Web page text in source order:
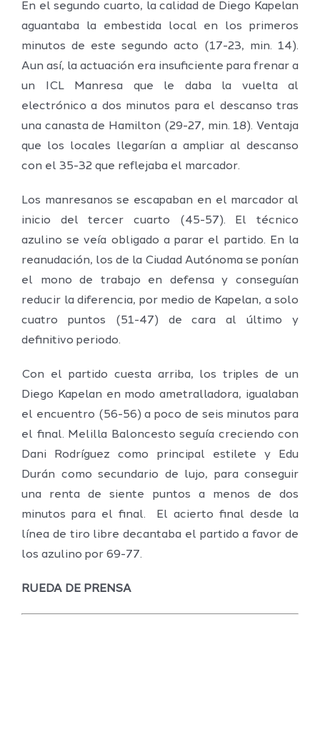
En el segundo cuarto, la calidad de Diego Kapelan
aguantaba la embestida local en los primeros
minutos de este segundo acto (17-23, min. 14).
Aun así, la actuación era insuficiente para frenar a
un ICL Manresa que le daba la vuelta al
electrónico a dos minutos para el descanso tras
una canasta de Hamilton (29-27, min. 18). Ventaja
que los locales llegarían a ampliar al descanso
con el 35-32 que reflejaba el marcador.
Los manresanos se escapaban en el marcador al
inicio del tercer cuarto (45-57). El técnico
azulino se veía obligado a parar el partido. En la
reanudación, los de la Ciudad Autónoma se ponían
el mono de trabajo en defensa y conseguían
reducir la diferencia, por medio de Kapelan, a solo
cuatro puntos (51-47) de cara al último y
definitivo periodo.
Con el partido cuesta arriba, los triples de un
Diego Kapelan en modo ametralladora, igualaban
el encuentro (56-56) a poco de seis minutos para
el final. Melilla Baloncesto seguía creciendo con
Dani Rodríguez como principal estilete y Edu
Durán como secundario de lujo, para conseguir
una renta de siente puntos a menos de dos
minutos para el final. El acierto final desde la
línea de tiro libre decantaba el partido a favor de
los azulino por 69-77.
RUEDA DE PRENSA